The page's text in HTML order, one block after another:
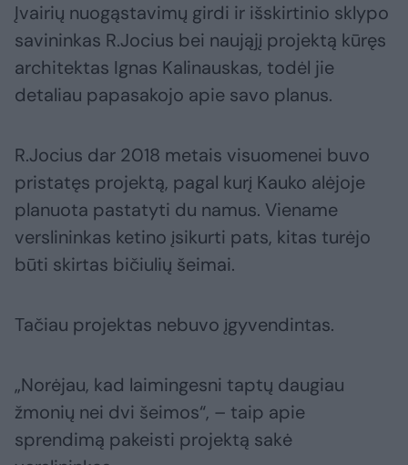
Įvairių nuogąstavimų girdi ir išskirtinio sklypo
savininkas R.Jocius bei naująjį projektą kūręs
architektas Ignas Kalinauskas, todėl jie
detaliau papasakojo apie savo planus.
R.Jocius dar 2018 metais visuomenei buvo
pristatęs projektą, pagal kurį Kauko alėjoje
planuota pastatyti du namus. Viename
verslininkas ketino įsikurti pats, kitas turėjo
būti skirtas bičiulių šeimai.
Tačiau projektas nebuvo įgyvendintas.
„Norėjau, kad laimingesni taptų daugiau
žmonių nei dvi šeimos“, – taip apie
sprendimą pakeisti projektą sakė